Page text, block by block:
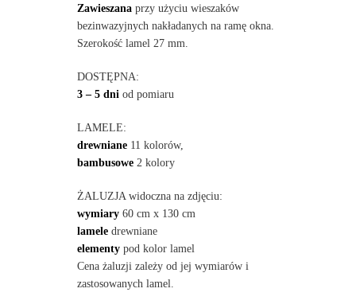
Zawieszanaprzy użyciu wieszaków
bezinwazyjnych nakładanych na ramę okna.
Szerokość lamel 27 mm.
DOSTĘPNA:
3 – 5 dni od pomiaru
LAMELE:
drewniane11 kolorów,
bambusowe2 kolory
ŻALUZJA widoczna na zdjęciu:
wymiary60 cm x 130 cm
lameledrewniane
elementypod kolor lamel
Cena żaluzji zależy od jej wymiarów i
zastosowanych lamel.